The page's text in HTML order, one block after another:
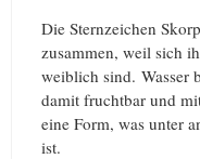
Die Sternzeichen
zusammen, weil sich
weiblich sind. Wasser
damit fruchtbar und
eine Form, was unter
ist.